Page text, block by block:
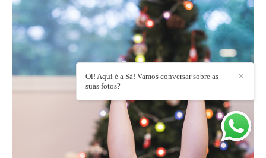
✕
Oi! Aqui é a Sá! Vamos conversar sobre as
suas fotos?